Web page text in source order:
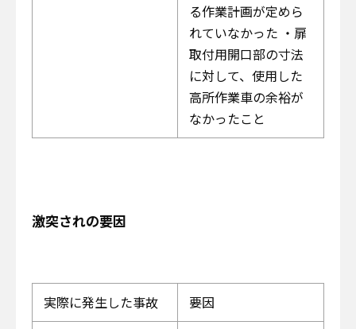
る作業計画が定めら
れていなかった ・扉
取付用開口部の寸法
に対して、使用した
高所作業車の余裕が
なかったこと
激突されの要因
実際に発生した事故
要因